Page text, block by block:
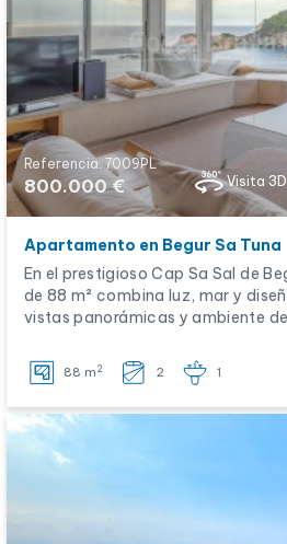
Referencia: 7009PL
800.000 € Visita 3D
Apartamento en Begur Sa Tuna
En el prestigioso Cap Sa Sal de
de 88 m² combina luz, mar y
vistas panorámicas y ambiente
88 m 2 2 1